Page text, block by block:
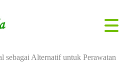
sebagai Alternatif untuk Perawatan